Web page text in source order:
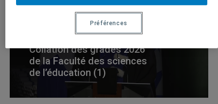
Collation des grades 2026
de la Faculté des sciences
de l’éducation (1)
Préférences